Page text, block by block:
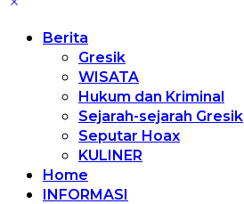
Berita
Gresik
WISATA
Hukum dan Kriminal
Sejarah-sejarah Gresik
Seputar Hoax
KULINER
Home
INFORMASI